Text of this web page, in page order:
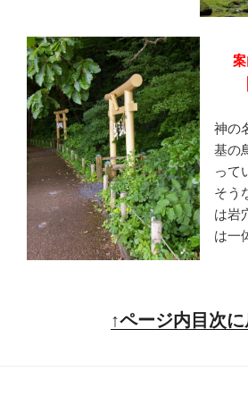
神の
基の
って
そう
は岩
は一
↑ページ内目次に